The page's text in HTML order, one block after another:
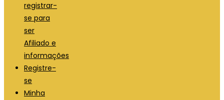
registrar-
se para
ser
Afiliado e
informações
Registre-
se
Minha